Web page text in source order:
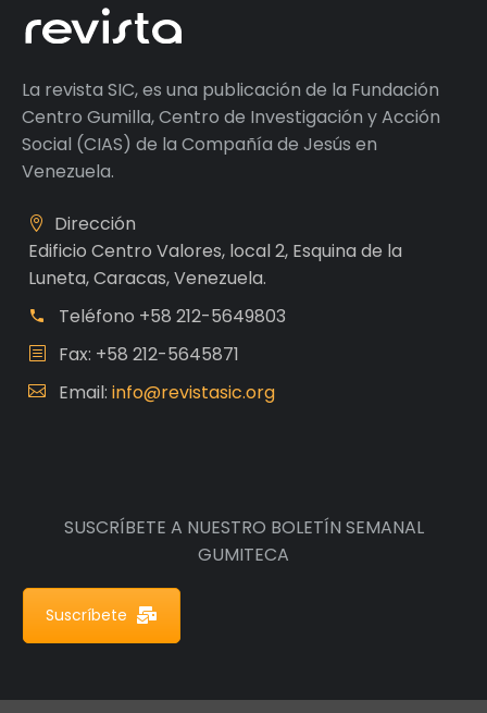
La revista SIC, es una publicación de la Fundación
Centro Gumilla, Centro de Investigación y Acción
Social (CIAS) de la Compañía de Jesús en
Venezuela.
Dirección
Edificio Centro Valores, local 2, Esquina de la
Luneta, Caracas, Venezuela.
Teléfono +58 212-5649803
Fax: +58 212-5645871
Email: info@revistasic.org
SUSCRÍBETE A NUESTRO BOLETÍN SEMANAL
GUMITECA
Suscríbete